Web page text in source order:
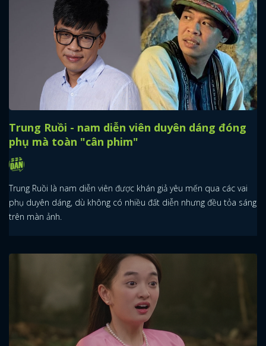
Trung Ruồi - nam diễn viên duyên dáng đóng
phụ mà toàn "cân phim"
Trung Ruồi là nam diễn viên được khán giả yêu mến qua các vai
phụ duyên dáng, dù không có nhiều đất diễn nhưng đều tỏa sáng
trên màn ảnh.